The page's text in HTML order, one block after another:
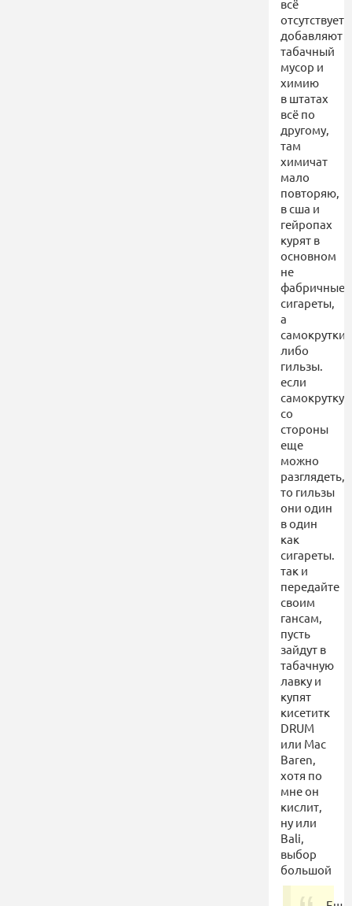
всё
отсутствует,
добавляют
табачный
мусор и
химию
в штатах
всё по
другому,
там
химичат
мало
повторяю,
в сша и
гейропах
курят в
основном
не
фабричные
сигареты,
а
самокрутки,
либо
гильзы.
если
самокрутку
со
стороны
еще
можно
разглядеть,
то гильзы
они один
в один
как
сигареты.
так и
передайте
своим
гансам,
пусть
зайдут в
табачную
лавку и
купят
кисетитк
DRUM
или Mac
Baren,
хотя по
мне он
кислит,
ну или
Bali,
выбор
большой